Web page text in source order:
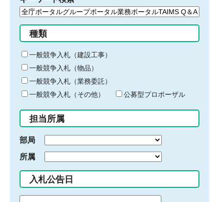
検
る
キ
ー
ワ
ー
ド
入
力
種類
一般競争入札（建設工事）
一般競争入札（物品）
一般競争入札（業務委託）
一般競争入札（その他）
公募型プロポーザル
担当所属
部局
所属
入札公告日